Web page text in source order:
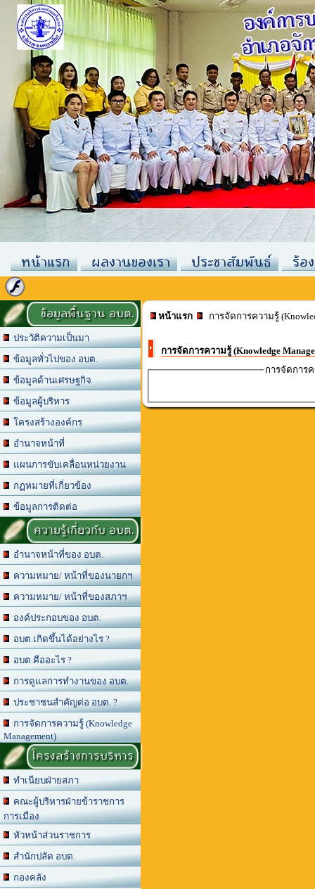
หน้าแรก ผลงานของเรา ประชาสัมพันธ์ ร้อ
ข้อมูลพื้นฐาน อบต.
ประวัติความเป็นมา
ข้อมูลทั่วไปของ อบต.
ข้อมูลด้านเศรษฐกิจ
ข้อมูลผู้บริหาร
โครงสร้างองค์กร
อำนาจหน้าที่
แผนการขับเคลื่อนหน่วยงาน
กฏหมายที่เกี่ยวข้อง
ข้อมูลการติดต่อ
ความรู้เกี่ยวกับ อบต.
อำนาจหน้าที่ของ อบต.
ความหมาย/ หน้าที่ของนายกฯ
ความหมาย/ หน้าที่ของสภาฯ
องค์ประกอบของ อบต.
อบต.เกิดขึ้นได้อย่างไร ?
อบต.คืออะไร ?
การดูแลการทำงานของ อบต.
ประชาชนสำคัญต่อ อบต. ?
การจัดการความรู้ (Knowledge
Management)
โครงสร้างการบริหาร
ทำเนียบฝ่ายสภา
คณะผู้บริหารฝ่ายข้าราชการ
การเมือง
หัวหน้าส่วนราชการ
สำนักปลัด อบต.
กองคลัง
หน้าแรก การจัดการความรู้
การจัดการความรู้ (Knowledge
การจัดการค